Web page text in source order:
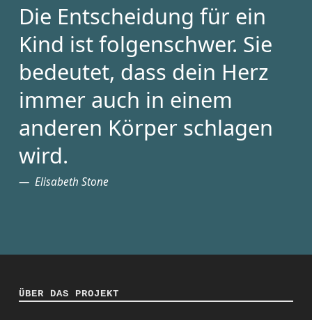
Die Entscheidung für ein
Kind ist folgenschwer. Sie
bedeutet, dass dein Herz
immer auch in einem
anderen Körper schlagen
wird.
Elisabeth Stone
ÜBER DAS PROJEKT